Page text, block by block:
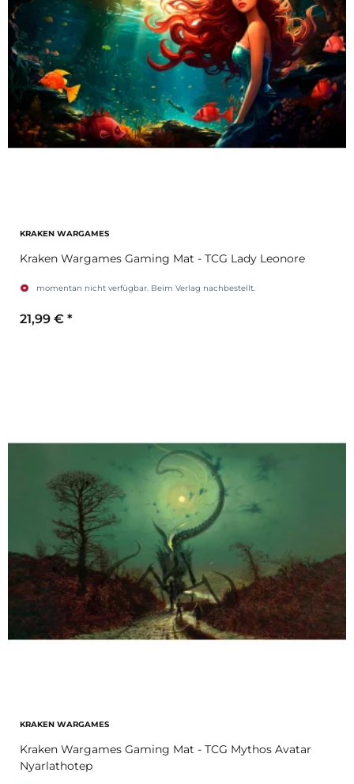
KRAKEN WARGAMES
Kraken Wargames Gaming Mat - TCG Lady Leonore
momentan nicht verfügbar. Beim Verlag nachbestellt.
21,99 € *
KRAKEN WARGAMES
Kraken Wargames Gaming Mat - TCG Mythos Avatar
Nyarlathotep